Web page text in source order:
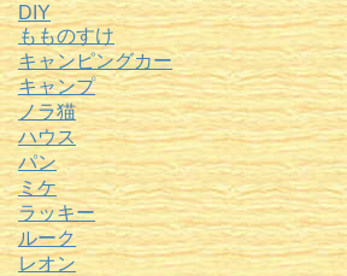
DIY
もものすけ
キャンピングカー
キャンプ
ノラ猫
ハウス
パン
ミケ
ラッキー
ルーク
レオン